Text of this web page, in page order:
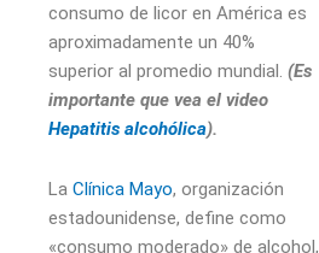
consumo de licor en América es
aproximadamente un 40%
superior al promedio mundial. (Es
importante que vea el video
Hepatitis alcohólica).
La Clínica Mayo, organización
estadounidense, define como
«consumo moderado» de alcohol,